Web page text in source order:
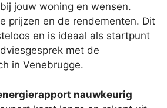
jouw woning en wensen.
prijzen en de rendementen. Dit
en is ideaal als startpunt
met de
in Venebrugge.
nauwkeurig